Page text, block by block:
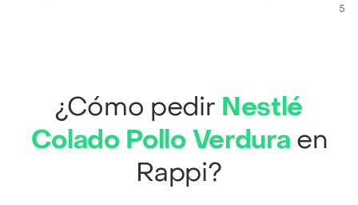
¿Cómo pedir Nestlé
Colado Pollo Verdura en
Rappi?